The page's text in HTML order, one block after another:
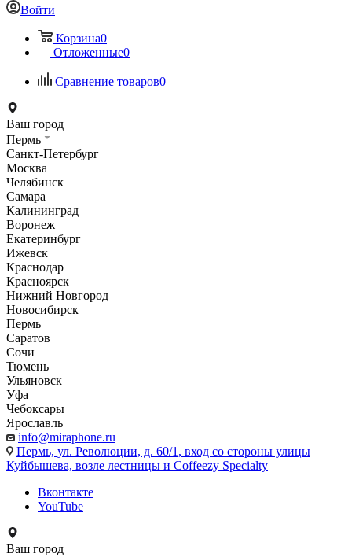
Войти
Корзина0
Отложенные0
Сравнение товаров0
Ваш город
Пермь
Санкт-Петербург
Москва
Челябинск
Самара
Калининград
Воронеж
Екатеринбург
Ижевск
Краснодар
Красноярск
Нижний Новгород
Новосибирск
Пермь
Саратов
Сочи
Тюмень
Ульяновск
Уфа
Чебоксары
Ярославль
info@miraphone.ru
Пермь, ул. Революции, д. 60/1, вход со стороны улицы
Куйбышева, возле лестницы и Coffeezy Specialty
Вконтакте
YouTube
Ваш город